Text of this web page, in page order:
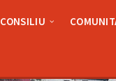
CONSILIU